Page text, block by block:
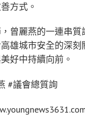
方式。
曾麗燕的一連串
雄城市安全的深
好中持續向前。
#議會總質詢